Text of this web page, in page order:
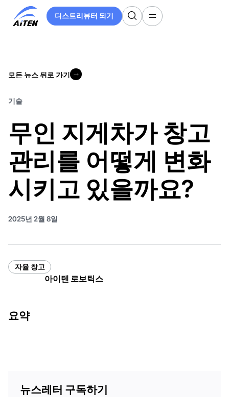
디스트리뷰터 되기
디스트리뷰터 되기
모든 뉴스 뒤로 가기
기술
무인 지게차가 창고
관리를 어떻게 변화
시키고 있을까요?
2025년 2월 8일
자율 창고
아이텐 로보틱스
요약
뉴스레터 구독하기